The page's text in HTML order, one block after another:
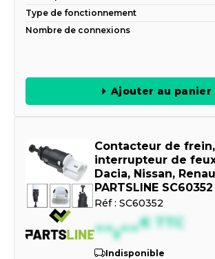
Type de fonctionnement
Nombre de connexions
Ajouter au panier
Contacteur de frein,
interrupteur de
Dacia, Nissan,
PARTSLINE SC60352
Réf : SC60352
--,--€ TTC
Indisponible